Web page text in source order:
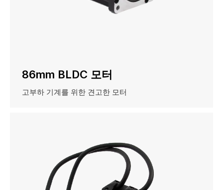
86mm BLDC 모터
고부하 기계를 위한 견고한 모터